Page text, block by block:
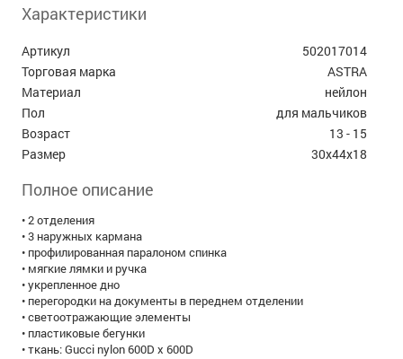
Характеристики
Артикул
502017014
Торговая марка
ASTRA
Материал
нейлон
Пол
для мальчиков
Возраст
13 - 15
Размер
30x44x18
Полное описание
• 2 отделения
• 3 наружных кармана
• профилированная паралоном спинка
• мягкие лямки и ручка
• укрепленное дно
• перегородки на документы в переднем отделении
• светоотражающие элементы
• пластиковые бегунки
• ткань: Gucci nylon 600D x 600D